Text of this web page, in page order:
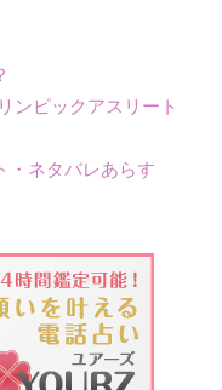
ンピックアスリート
・ネタバレあらす